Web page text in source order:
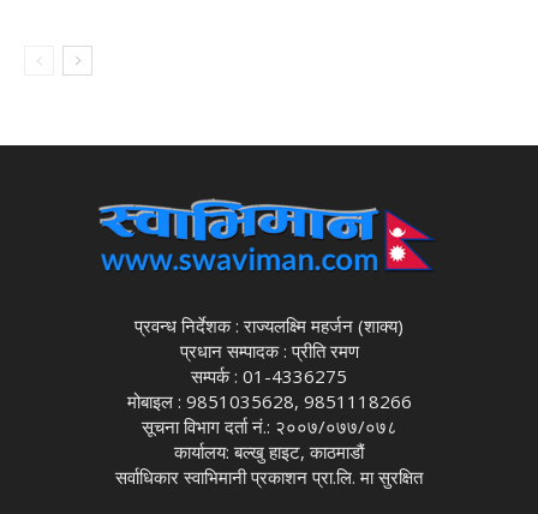
प्रवन्ध निर्देशक : राज्यलक्ष्मि महर्जन (शाक्य)
प्रधान सम्पादक : प्रीति रमण
सम्पर्क : 01-4336275
मोबाइल : 9851035628, 9851118266
सूचना विभाग दर्ता नं.: २००७/०७७/०७८
कार्यालय: बल्खु हाइट, काठमाडौं
सर्वाधिकार स्वाभिमानी प्रकाशन प्रा.लि. मा सुरक्षित